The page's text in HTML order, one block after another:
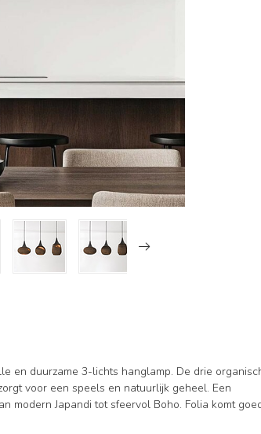
en duurzame 3-lichts hanglamp. De drie
voor een speels en natuurlijk geheel. Een
modern Japandi tot sfeervol Boho. Folia komt